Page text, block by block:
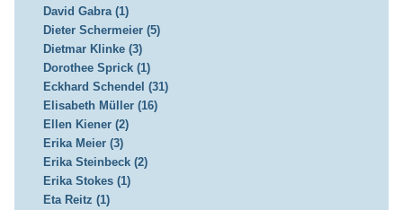
David Gabra (1)
Dieter Schermeier (5)
Dietmar Klinke (3)
Dorothee Sprick (1)
Eckhard Schendel (31)
Elisabeth Müller (16)
Ellen Kiener (2)
Erika Meier (3)
Erika Steinbeck (2)
Erika Stokes (1)
Eta Reitz (1)